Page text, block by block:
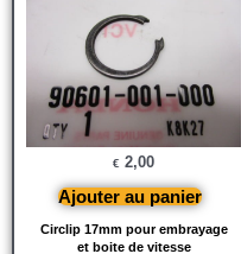
Circlip 17mm pour embrayage
et boite de vitesse
€ 2,00
Ajouter au panier